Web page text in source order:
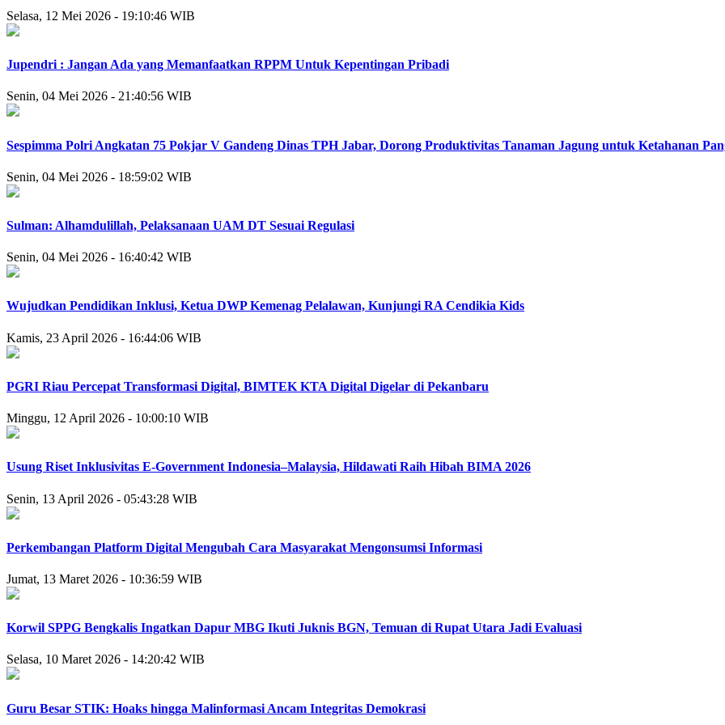
Selasa, 12 Mei 2026 - 19:10:46 WIB
Jupendri : Jangan Ada yang Memanfaatkan RPPM Untuk Kepentingan Pribadi
Senin, 04 Mei 2026 - 21:40:56 WIB
Sespimma Polri Angkatan 75 Pokjar V Gandeng Dinas TPH Jabar, Dorong Produktivitas Tanaman Jagung untuk Ketahanan
Senin, 04 Mei 2026 - 18:59:02 WIB
Sulman: Alhamdulillah, Pelaksanaan UAM DT Sesuai Regulasi
Senin, 04 Mei 2026 - 16:40:42 WIB
Wujudkan Pendidikan Inklusi, Ketua DWP Kemenag Pelalawan, Kunjungi RA Cendikia Kids
Kamis, 23 April 2026 - 16:44:06 WIB
PGRI Riau Percepat Transformasi Digital, BIMTEK KTA Digital Digelar di Pekanbaru
Minggu, 12 April 2026 - 10:00:10 WIB
Usung Riset Inklusivitas E-Government Indonesia–Malaysia, Hildawati Raih Hibah BIMA 2026
Senin, 13 April 2026 - 05:43:28 WIB
Perkembangan Platform Digital Mengubah Cara Masyarakat Mengonsumsi Informasi
Jumat, 13 Maret 2026 - 10:36:59 WIB
Korwil SPPG Bengkalis Ingatkan Dapur MBG Ikuti Juknis BGN, Temuan di Rupat Utara Jadi Evaluasi
Selasa, 10 Maret 2026 - 14:20:42 WIB
Guru Besar STIK: Hoaks hingga Malinformasi Ancam Integritas Demokrasi